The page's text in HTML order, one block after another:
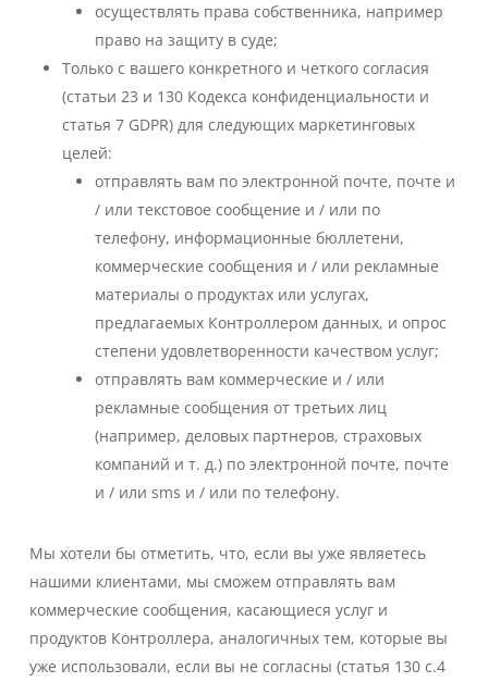
осуществлять права собственника, например
право на защиту в суде;
Только с вашего конкретного и четкого согласия
(статьи 23 и 130 Кодекса конфиденциальности и
статья 7 GDPR) для следующих маркетинговых
целей:
отправлять вам по электронной почте, почте и
/ или текстовое сообщение и / или по
телефону, информационные бюллетени,
коммерческие сообщения и / или рекламные
материалы о продуктах или услугах,
предлагаемых Контроллером данных, и опрос
степени удовлетворенности качеством услуг;
отправлять вам коммерческие и / или
рекламные сообщения от третьих лиц
(например, деловых партнеров, страховых
компаний и т. д.) по электронной почте, почте
и / или sms и / или по телефону.
Мы хотели бы отметить, что, если вы уже являетесь
нашими клиентами, мы сможем отправлять вам
коммерческие сообщения, касающиеся услуг и
продуктов Контроллера, аналогичных тем, которые вы
уже использовали, если вы не согласны (статья 130 c.4